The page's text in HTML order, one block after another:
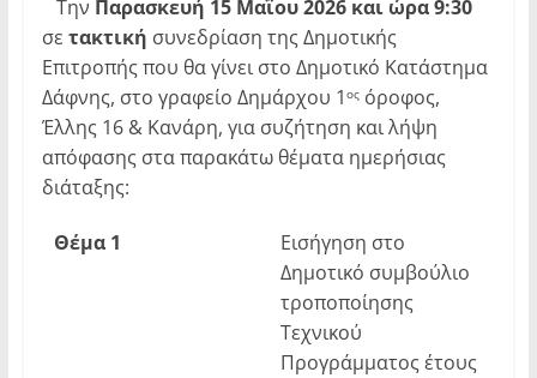
Την Παρασκευή 15 Μαΐου 2026 και ώρα 9:30
σε τακτική συνεδρίαση της Δημοτικής
Επιτροπής που θα γίνει στο Δημοτικό Κατάστημα
Δάφνης, στο γραφείο Δημάρχου 1 οςόροφος,
Έλλης 16 & Κανάρη, για συζήτηση και λήψη
απόφασης στα παρακάτω θέματα ημερήσιας
διάταξης:
Θέμα 1
Εισήγηση στο
Δημοτικό συμβούλιο
τροποποίησης
Τεχνικού
Προγράμματος έτους